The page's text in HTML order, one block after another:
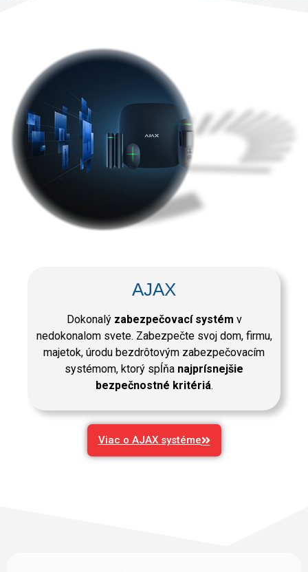
AJAX
Dokonalýzabezpečovací systém v
nedokonalom svete. Zabezpečte svoj dom, firmu,
majetok, úrodu bezdrôtovým zabezpečovacím
systémom, ktorý spĺňa najprísnejšie
bezpečnostné kritériá.
Viac o AJAX systéme